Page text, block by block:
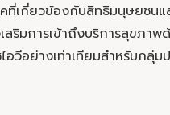
ที่เกี่ยวข้องกับสิทธิมนุษยชนแ
สริมการเข้าถึงบริการสุขภาพ
ไอวีอย่างเท่าเทียมสำหรับกลุ่ม